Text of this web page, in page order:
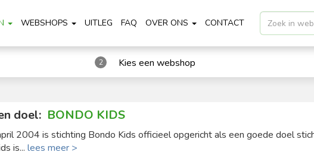
WEBSHOPS UITLEG FAQ OVER ONS CONTACT
2 Kies een webshop
doel: BONDO KIDS
2004 is stichting Bondo Kids officieel opgericht als een goede doel
is... lees meer >